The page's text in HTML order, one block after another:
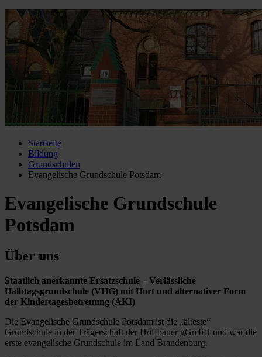
Startseite
Bildung
Grundschulen
Evangelische Grundschule Potsdam
Evangelische Grundschule
Potsdam
Über uns
Staatlich anerkannte Ersatzschule – Verlässliche
Halbtagsgrundschule (VHG) mit Hort und alternativer Form
der Kindertagesbetreuung (AKI)
Die Evangelische Grundschule Potsdam ist die „älteste“
Grundschule in der Trägerschaft der Hoffbauer gGmbH und war die
erste evangelische Grundschule im Land Brandenburg.